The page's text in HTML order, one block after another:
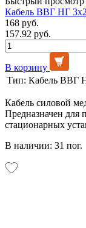
Кабель ВВГ НГ
168 руб.
157.92 руб.
В корзину
Тип: Кабель ВВГ
Кабель силовой
Предназначен для
стационарных
В наличии: 31 пог.